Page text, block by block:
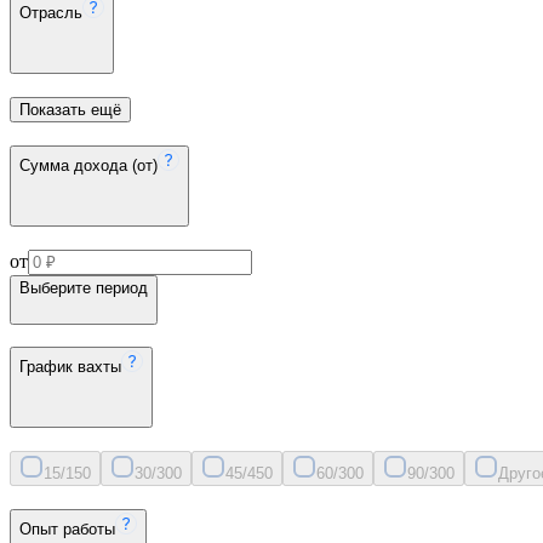
Отрасль
Показать ещё
Сумма дохода (от)
от
Выберите период
График вахты
15/150 30/300 45/450 60/300 90/300
Опыт работы